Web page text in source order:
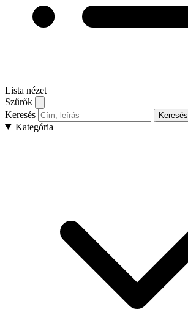
Lista nézet
Szűrők
Keresés
Keresés
Kategória